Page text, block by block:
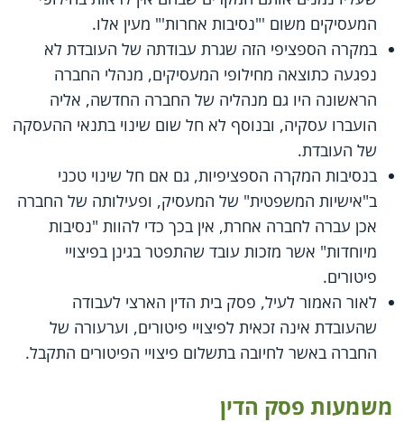
המעסיקים משום '"נסיבות אחרות'" מעין אלו.
במקרה הספציפי הזה שגרת עבודתה של העובדת לא
נפגעה כתוצאה מחילופי המעסיקים, מנהלי החברה
הראשונה היו גם מנהליה של החברה החדשה, אליה
הועברו עסקיה, ובנוסף לא חל שום שינוי בתנאי ההעסקה
של העובדת.
בנסיבות המקרה הספציפיות, גם אם חל שינוי טכני
ב"אישיות המשפטית" של המעסיק, ופעילותה של החברה
אכן עברה לחברה אחרת, אין בכך כדי להוות "נסיבות
מיוחדות" אשר מזכות עובד שהתפטר בגינן בפיצויי
פיטורים.
לאור האמור לעיל, פסק בית הדין הארצי לעבודה
שהעובדת אינה זכאית לפיצויי פיטורים, וערעורה של
החברה באשר לחיובה בתשלום פיצויי הפיטורים התקבל.
משמעות פסק הדין